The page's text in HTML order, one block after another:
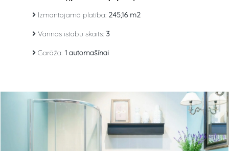
Izmantojamā platība: 245,16‬ m2
Vannas istabu skaits: 3
Garāža: 1 automašīnai